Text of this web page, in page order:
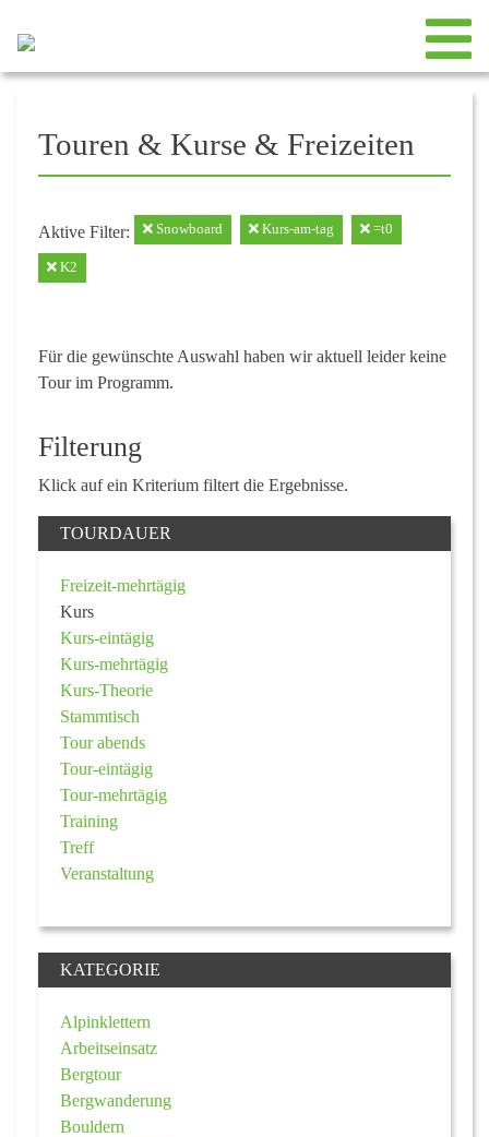
Touren & Kurse & Freizeiten
Aktive Filter: Snowboard Kurs-am-tag =t0
K2
Für die gewünschte Auswahl haben wir aktuell leider keine
Tour im Programm.
Filterung
Klick auf ein Kriterium filtert die Ergebnisse.
TOURDAUER
Freizeit-mehrtägig
Kurs
Kurs-eintägig
Kurs-mehrtägig
Kurs-Theorie
Stammtisch
Tour abends
Tour-eintägig
Tour-mehrtägig
Training
Treff
Veranstaltung
KATEGORIE
Alpinklettern
Arbeitseinsatz
Bergtour
Bergwanderung
Bouldern